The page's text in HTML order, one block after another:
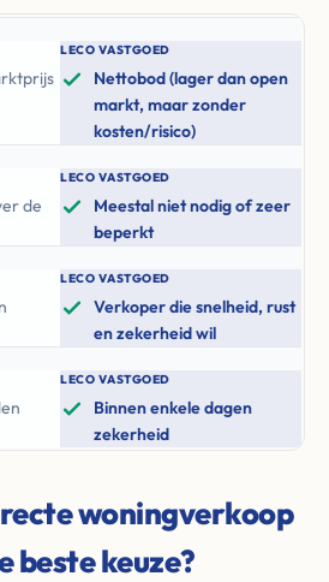
LECO VASTGOED
Nettobod (lager dan open
markt, maar zonder
kosten/risico)
de
LECO VASTGOED
Meestal niet nodig of zeer
beperkt
LECO VASTGOED
Verkoper die snelheid, rust
en zekerheid wil
LECO VASTGOED
Binnen enkele dagen
zekerheid
woningverkoop
beste keuze?